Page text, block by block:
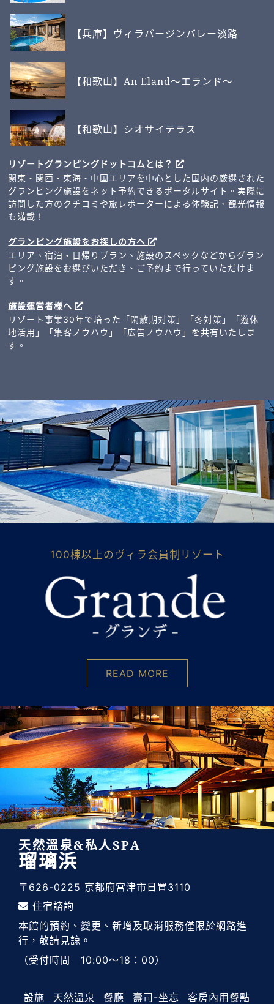
【兵庫】ヴィラバージンバレー淡路
【和歌山】An Eland～エランド～
【和歌山】シオサイテラス
リゾートグランピングドットコムとは？
関東・関西・東海・中国エリアを中心とした国内の厳選された
グランピング施設をネット予約できるポータルサイト。実際に
訪問した方のクチコミや旅レポーターによる体験記、観光情報
も満載！
グランピング施設をお探しの方へ
エリア、宿泊・日帰りプラン、施設のスペックなどからグラン
ピング施設をお選びいただき、ご予約まで行っていただけま
す。
施設運営者様へ
リゾート事業30年で培った「閑散期対策」「冬対策」「遊休
地活用」「集客ノウハウ」「広告ノウハウ」を共有いたしま
す。
100棟以上のヴィラ会員制リゾート
READ MORE
天然溫泉&私人SPA
瑠璃浜
〒626-0225 京都府宮津市日置3110
住宿諮詢
本館的預約、變更、新增及取消服務僅限於網路進
行，敬請見諒。
（受付時間 10:00～18：00）
設施 天然溫泉 餐廳 壽司-坐忘 客房內用餐點